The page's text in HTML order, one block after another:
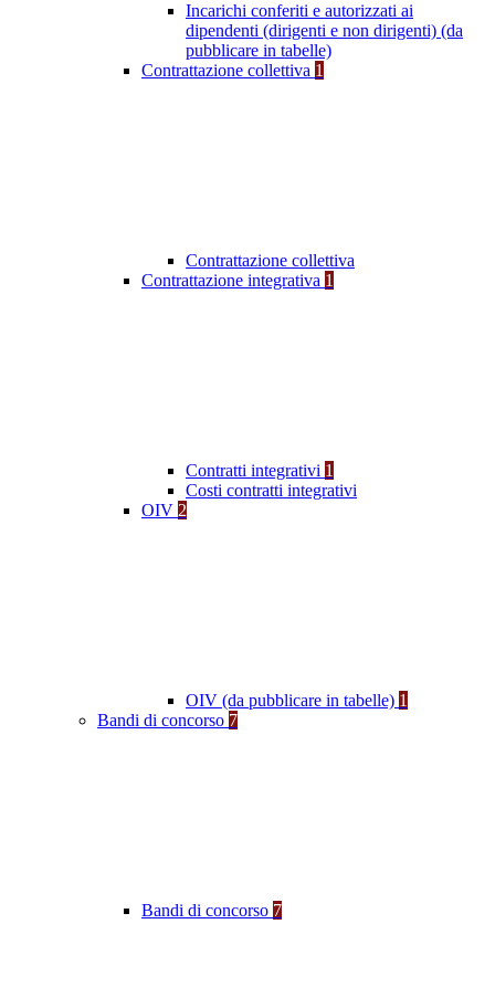
Incarichi conferiti e autorizzati ai
dipendenti (dirigenti e non dirigenti) (da
pubblicare in tabelle)
Contrattazione collettiva 1
Contrattazione collettiva
Contrattazione integrativa 1
Contratti integrativi 1
Costi contratti integrativi
OIV 2
OIV (da pubblicare in tabelle) 1
Bandi di concorso 7
Bandi di concorso 7